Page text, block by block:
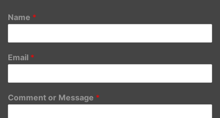
Name *
Email *
Comment or Message *